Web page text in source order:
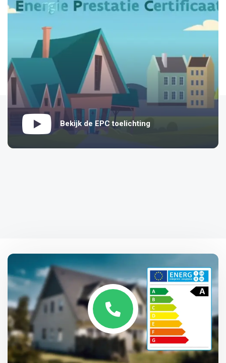
Bekijk de EPC toelichting